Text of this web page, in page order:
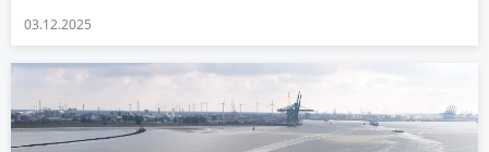
03.12.2025